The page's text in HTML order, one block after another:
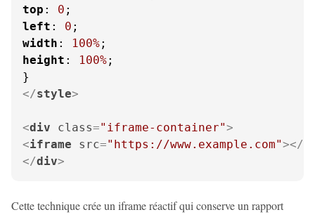
top : 0
left : 0
width : 100%
height : 100%;
</style>
<div class="iframe-container">
<iframe src="https://www.example.com"></
</div>
Cette technique crée un iframe réactif qui conserve un rapport